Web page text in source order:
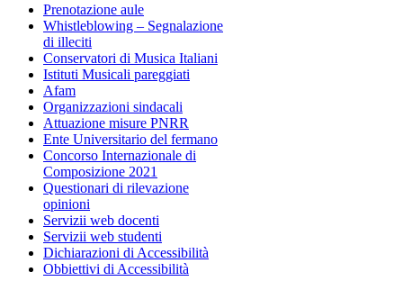
Prenotazione aule
Whistleblowing – Segnalazione
di illeciti
Conservatori di Musica Italiani
Istituti Musicali pareggiati
Afam
Organizzazioni sindacali
Attuazione misure PNRR
Ente Universitario del fermano
Concorso Internazionale di
Composizione 2021
Questionari di rilevazione
opinioni
Servizii web docenti
Servizii web studenti
Dichiarazioni di Accessibilità
Obbiettivi di Accessibilità